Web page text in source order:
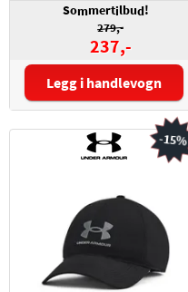
Sommertilbud!
279,-
237,-
Størrelse:
Legg i handlevogn
-15%